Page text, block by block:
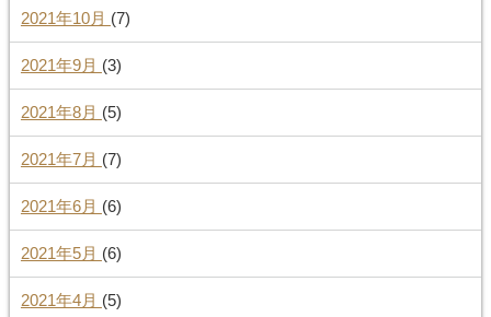
2021年10月 (7)
2021年9月 (3)
2021年8月 (5)
2021年7月 (7)
2021年6月 (6)
2021年5月 (6)
2021年4月 (5)